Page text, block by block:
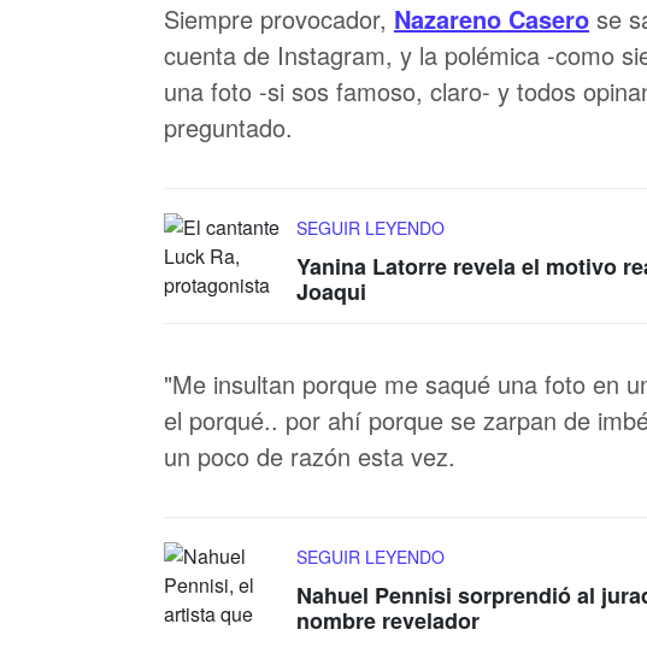
Siempre provocador, Nazareno Casero se
cuenta de Instagram, y la polémica -como
una foto -si sos famoso, claro- y todos
preguntado.
SEGUIR LEYENDO
Yanina Latorre revela el motivo
Joaqui
"Me insultan porque me saqué una foto en
el porqué.. por ahí porque se zarpan de
un poco de razón esta vez.
SEGUIR LEYENDO
Nahuel Pennisi sorprendió al
nombre revelador